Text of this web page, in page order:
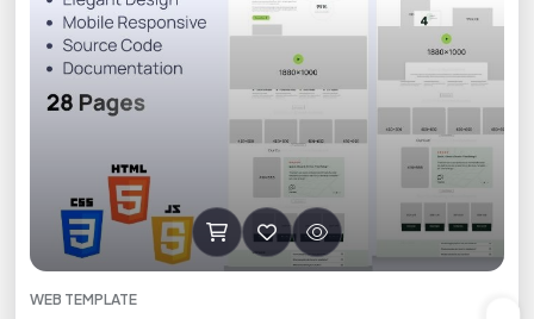
WEB TEMPLATE